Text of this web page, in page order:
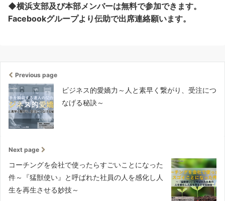
◆横浜支部及び本部メンバーは無料で参加できます。
Facebookグループより伝助で出席連絡願います。
Previous page
ビジネス的愛嬌力～人と素早く繋がり、受注につ
なげる秘訣～
Next page
コーチングを会社で使ったらすごいことになった
件～『猛獣使い』と呼ばれた社員の人を感化し人
生を再生させる妙技～